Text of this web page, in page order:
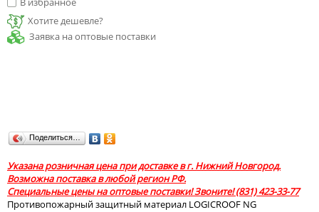
Хотите дешевле?
Заявка на оптовые поставки
Поделиться…
Указана розничная цена при доставке в г. Нижний Новгород.
Возможна поставка в любой регион РФ.
Специальные цены на оптовые поставки! Звоните! (831) 423-33-77
Противопожарный защитный материал LOGICROOF NG